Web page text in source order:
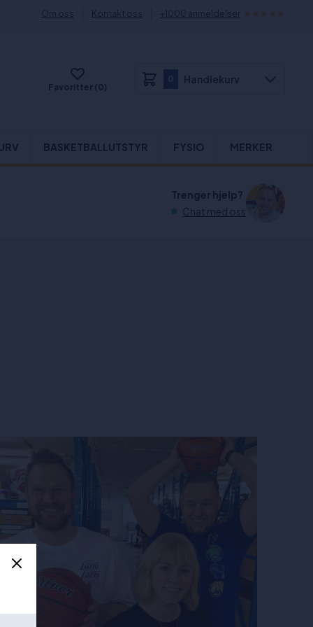
Om oss Kontakt oss +1000 anmeldelser
Favoritter (0)
Handlekurv
BASKETBALLUTSTYR FYSIO MERKER
Trenger hjelp?
Chat med oss